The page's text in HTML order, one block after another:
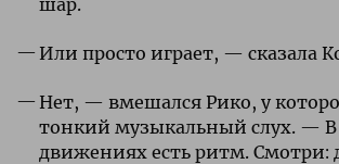
Или просто играет, — сказала
Нет, — вмешался Рико, у
тонкий музыкальный слух. — В
движениях есть ритм. Смотри: